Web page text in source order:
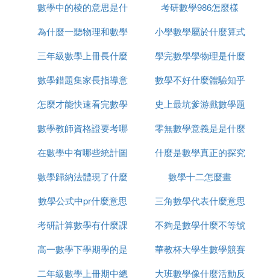
麼填
數學中的棱的意思是什
麼
考研數學986怎麼樣
為什麼一聽物理和數學
就犯困
小學數學屬於什麼算式
三年級數學上冊長什麼
樣子
學完數學學物理是什麼
遷移
數學錯題集家長指導意
見怎麼寫
數學不好什麼體驗知乎
怎麼才能快速看完數學
書
史上最坑爹游戲數學題
怎麼過
數學教師資格證要考哪
些
零無數學意義是是什麼
意思
在數學中有哪些統計圖
圖片
什麼是數學真正的探究
活動
數學歸納法體現了什麼
數學思想
數學十二怎麼畫
數學公式中pr什麼意思
三角數學代表什麼意思
考研計算數學有什麼課
程
不夠是數學什麼不等號
的
高一數學下學期學的是
什麼
華教杯大學生數學競賽
含金量怎麼樣
二年級數學上冊期中總
大班數學像什麼活動反